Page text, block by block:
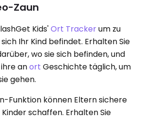
Zaun
Kids'Ort Trackerum zu
Ihr Kind befindet. Erhalten Sie
wo sie sich befinden, und
anort Geschichte täglich, um
gehen.
Funktion können Eltern sichere
schaffen. Erhalten Sie